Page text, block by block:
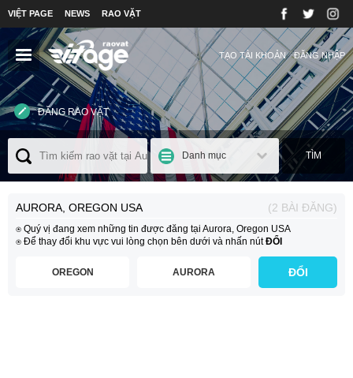
VIỆT PAGE NEWS RAO VẶT
ĐĂNG NHẬP
TẠO TÀI KHOẢN
ĐĂNG RAO VẶT
Danh mục TÌM
AURORA, OREGON USA (2 BÀI ĐĂNG)
⍟ Quý vị đang xem những tin được đăng tại Aurora, Oregon USA
⍟ Để thay đổi khu vực vui lòng chọn bên dưới và nhấn nútĐỔI
OREGON AURORA ĐỔI